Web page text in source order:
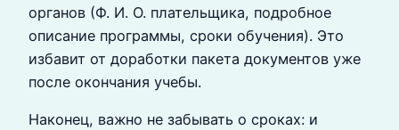
органов (Ф. И. О. плательщика, подробное
описание программы, сроки обучения). Это
избавит от доработки пакета документов уже
после окончания учебы.
Наконец, важно не забывать о сроках: и